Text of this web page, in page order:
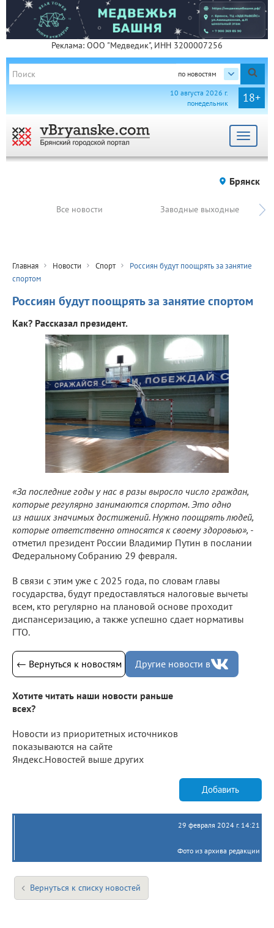
Реклама: ООО "Медведик", ИНН 3200007256
по новостям
18+
10 августа 2026 г.
понедельник
Toggle
Брянск
Все новости Заводные выходные
Главная Новости Спорт
Россиян будут поощрять за занятие
спортом
Россиян будут поощрять за занятие спортом
Как? Рассказал президент.
«За последние годы у нас в разы выросло число граждан,
которые регулярно занимаются спортом. Это одно
из наших значимых достижений. Нужно поощрять людей,
которые ответственно относятся к своему здоровью», -
отметил президент России Владимир Путин в послании
Федеральному Собранию 29 февраля.
В связи с этим уже с 2025 года, по словам главы
государства, будут предоставляться налоговые вычеты
всем, кто регулярно на плановой основе проходит
диспансеризацию, а также успешно сдает нормативы
ГТО.
← Вернуться к новостям Другие новости в
Хотите читать наши новости раньше
всех?
Новости из приоритетных источников
показываются на сайте
Яндекс.Новостей выше других
Добавить
29 февраля 2024 г. 14:21
Фото из архива редакции
Вернуться к списку новостей